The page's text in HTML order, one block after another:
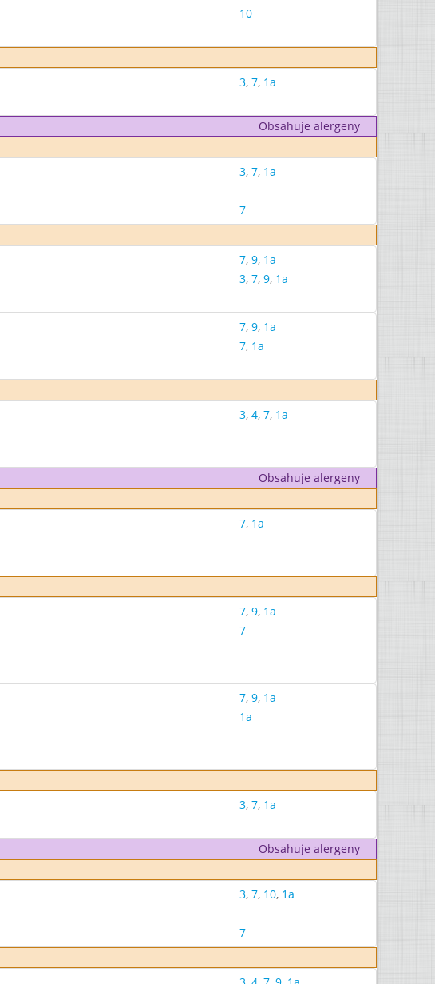
10
3, 7, 1a
Obsahuje alergeny
3, 7, 1a
7
7, 9, 1a
3, 7, 9, 1a
7, 9, 1a
7, 1a
3, 4, 7, 1a
Obsahuje alergeny
7, 1a
7, 9, 1a
7
7, 9, 1a
1a
3, 7, 1a
Obsahuje alergeny
3, 7, 10, 1a
7